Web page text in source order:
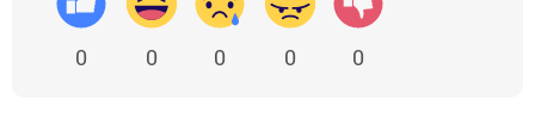
0 0 0 0 0